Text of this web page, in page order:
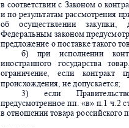
в соответствии с Законом о контр
и по результатам рассмотрения
об
осуществлении закупки,
Федеральным законом предусмотр
предложение о поставке такого
б)
при исполнении конт
иностранного   государства
ограничение, если контракт
происхождения, не допускается;
3)
если Правительс
предусмотренное пп. «в» п.1 ч. 2 с
в отношении товара российского